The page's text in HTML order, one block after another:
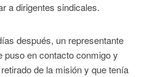
a dirigentes sindicales.
después, un representante
puso en contacto conmigo y
de la misión y que tenía